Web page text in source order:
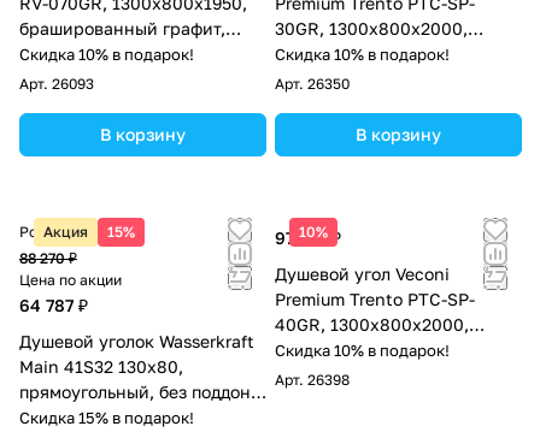
брашированный графит,
стекло прозрачное
Скидка 10% в подарок!
Арт. 26093
В корзину
30GR, 1300х800x2000,
брашированный графит,
стекло прозрачное
Скидка 10% в подарок!
Арт. 26350
В корзину
Акция 15%
Розничная цена
88 270 ₽
Цена по акции
64 787 ₽
Душевой уголок Wasserkraft
Main 41S32 130х80,
прямоугольный, без поддона,
прозрачное стекло, хром
Скидка 15% в подарок!
10%
97 161 ₽
Душевой угол Veconi
Premium Trento PTC-SP-
40GR, 1300х800x2000,
брашированный графит,
стекло прозрачное
Скидка 10% в подарок!
Арт. 26398